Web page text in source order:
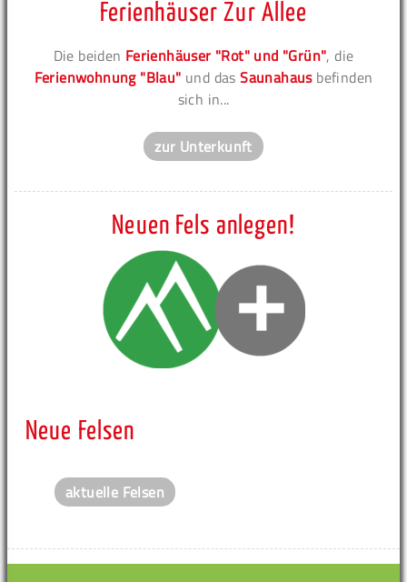
Ferienhäuser Zur Allee
Die beiden Ferienhäuser "Rot" und "Grün", die
Ferienwohnung "Blau" und dasSaunahausbefinden
sich in...
zur Unterkunft
Neuen Fels anlegen!
Neue Felsen
aktuelle Felsen